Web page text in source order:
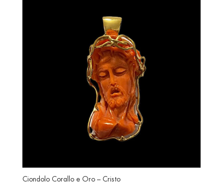
Ciondolo Corallo e Oro – Cristo